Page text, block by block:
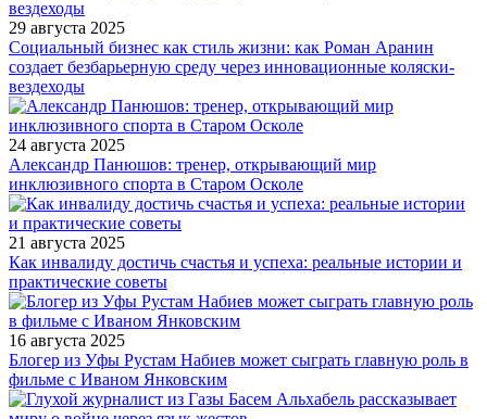
29 августа 2025
Социальный бизнес как стиль жизни: как Роман Аранин
создает безбарьерную среду через инновационные коляски-
вездеходы
24 августа 2025
Александр Панюшов: тренер, открывающий мир
инклюзивного спорта в Старом Осколе
21 августа 2025
Как инвалиду достичь счастья и успеха: реальные истории и
практические советы
16 августа 2025
Блогер из Уфы Рустам Набиев может сыграть главную роль в
фильме с Иваном Янковским